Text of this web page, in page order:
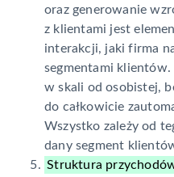
oraz generowanie
z klientami jest
interakcji, jaki firma
segmentami klientów.
w skali od osobistej,
do całkowicie
Wszystko zależy od
dany segment
Struktura